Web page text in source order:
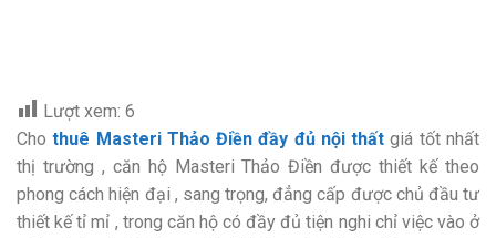
Lượt xem: 6
Chothuê Masteri Thảo Điền đầy đủ nội thất giá tốt nhất
thị trường , căn hộ Masteri Thảo Điền được thiết kế theo
phong cách hiện đại , sang trọng, đẳng cấp được chủ đầu tư
thiết kế tỉ mỉ , trong căn hộ có đầy đủ tiện nghi chỉ việc vào ở